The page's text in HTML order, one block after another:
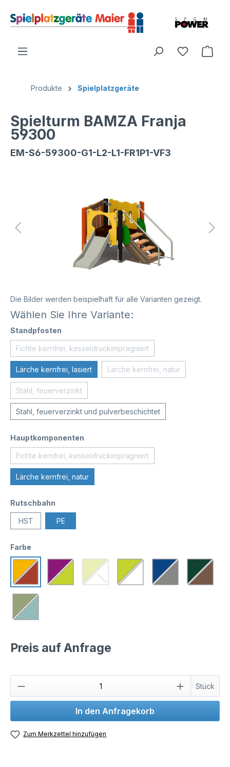
Produkte Spielplatzgeräte
Spielturm BAMZA Franja
59300
EM-S6-59300-G1-L2-L1-FR1P1-VF3
Die Bilder werden beispielhaft für alle Varianten gezeigt.
Wählen Sie Ihre Variante:
Standpfosten
Fichte kernfrei, kesseldruckimprägniert
Lärche kernfrei, lasiert Lärche kernfrei, natur
Stahl, feuerverzinkt
Stahl, feuerverzinkt und pulverbeschichtet
Hauptkomponenten
Fichte kernfrei, kesseldruckimprägniert
Lärche kernfrei, natur
Rutschbahn
HST PE
Farbe
Preis auf Anfrage
Stück
In den Anfragekorb
Zum Merkzettel hinzufügen